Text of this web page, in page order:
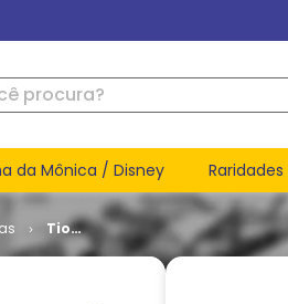
da Mônica / Disney Raridades
Tio
Patinhas #